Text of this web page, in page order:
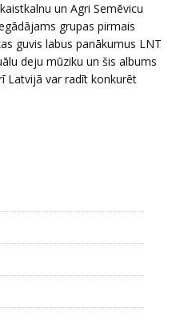
un Agri Semēvicu
grupas pirmais
guvis labus panākumus LNT
deju mūziku un šis albums
Latvijā var radīt konkurēt